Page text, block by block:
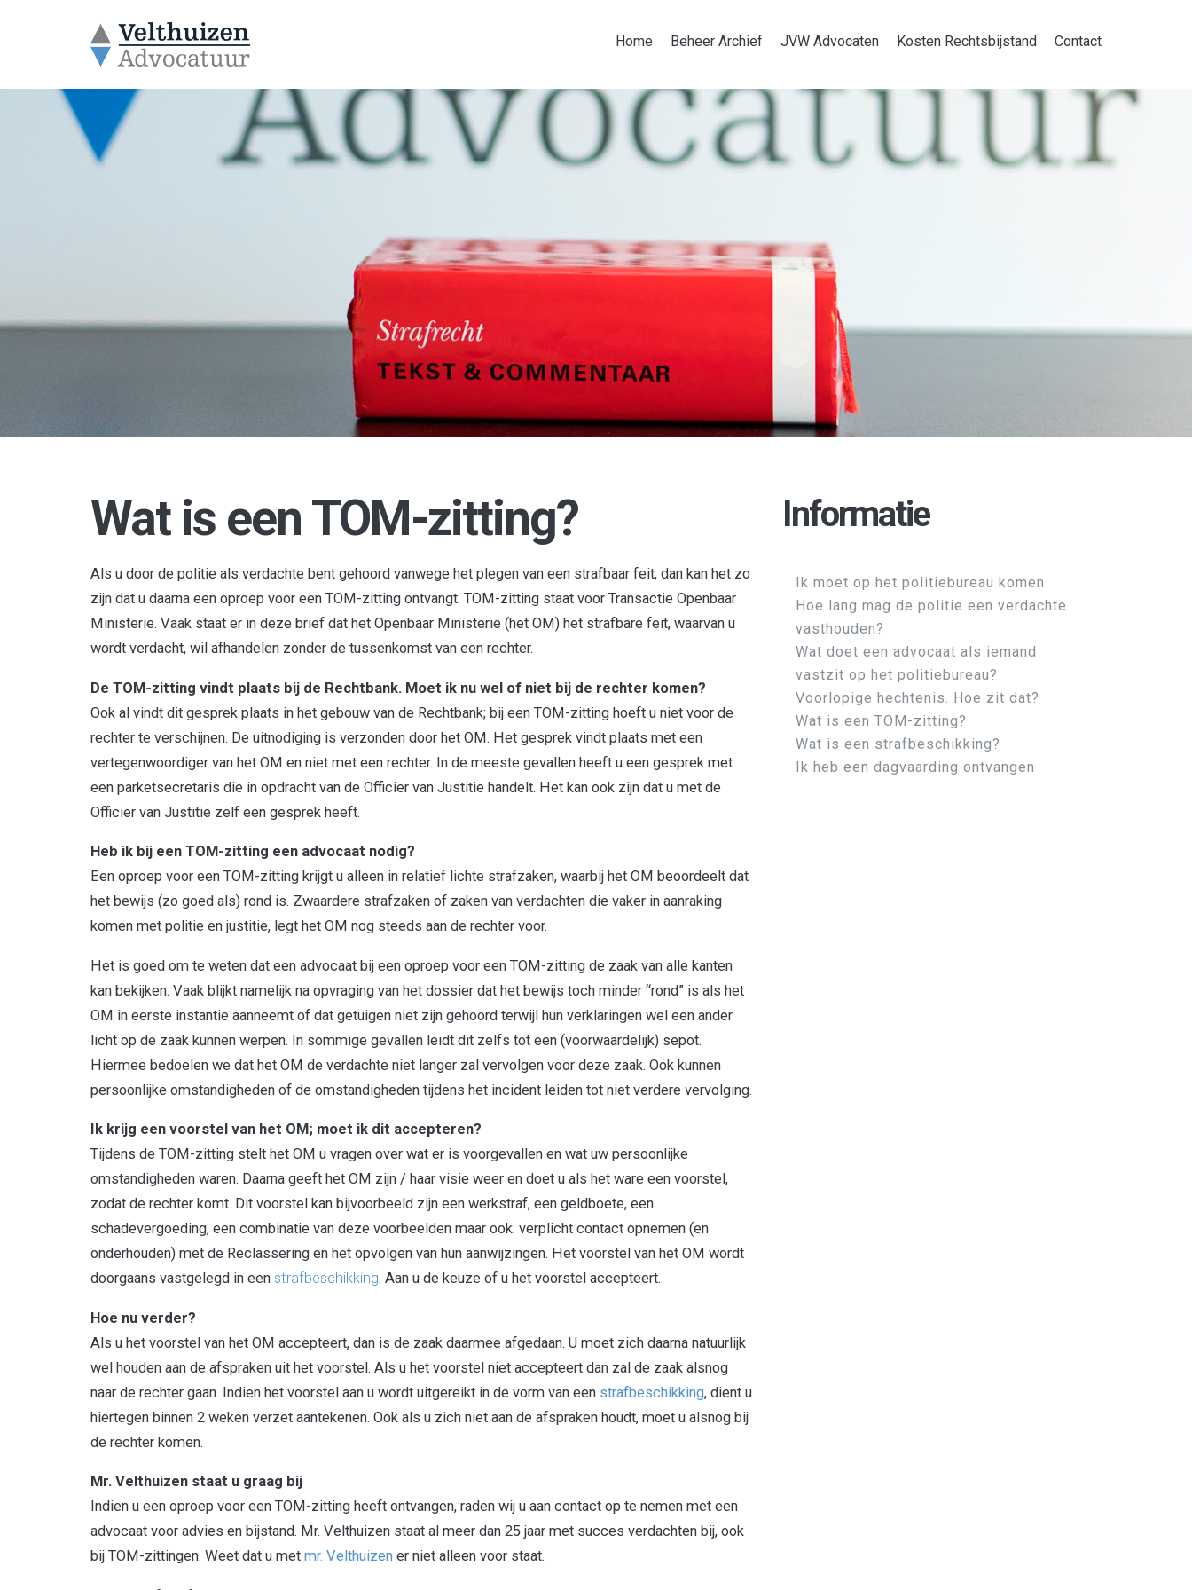
Home Beheer Archief JVW Advocaten Kosten Rechtsbijstand Contact
Wat is een TOM-zitting?
Als u door de politie als verdachte bent gehoord vanwege het plegen van een strafbaar feit, dan kan het zo
zijn dat u daarna een oproep voor een TOM-zitting ontvangt. TOM-zitting staat voor Transactie Openbaar
Ministerie. Vaak staat er in deze brief dat het Openbaar Ministerie (het OM) het strafbare feit, waarvan u
wordt verdacht, wil afhandelen zonder de tussenkomst van een rechter.
De TOM-zitting vindt plaats bij de Rechtbank. Moet ik nu wel of niet bij de rechter komen?
Ook al vindt dit gesprek plaats in het gebouw van de Rechtbank; bij een TOM-zitting hoeft u niet voor de
rechter te verschijnen. De uitnodiging is verzonden door het OM. Het gesprek vindt plaats met een
vertegenwoordiger van het OM en niet met een rechter. In de meeste gevallen heeft u een gesprek met
een parketsecretaris die in opdracht van de Officier van Justitie handelt. Het kan ook zijn dat u met de
Officier van Justitie zelf een gesprek heeft.
Heb ik bij een TOM-zitting een advocaat nodig?
Een oproep voor een TOM-zitting krijgt u alleen in relatief lichte strafzaken, waarbij het OM beoordeelt dat
het bewijs (zo goed als) rond is. Zwaardere strafzaken of zaken van verdachten die vaker in aanraking
komen met politie en justitie, legt het OM nog steeds aan de rechter voor.
Het is goed om te weten dat een advocaat bij een oproep voor een TOM-zitting de zaak van alle kanten
kan bekijken. Vaak blijkt namelijk na opvraging van het dossier dat het bewijs toch minder “rond” is als het
OM in eerste instantie aanneemt of dat getuigen niet zijn gehoord terwijl hun verklaringen wel een ander
licht op de zaak kunnen werpen. In sommige gevallen leidt dit zelfs tot een (voorwaardelijk) sepot.
Hiermee bedoelen we dat het OM de verdachte niet langer zal vervolgen voor deze zaak. Ook kunnen
persoonlijke omstandigheden of de omstandigheden tijdens het incident leiden tot niet verdere vervolging.
Ik krijg een voorstel van het OM; moet ik dit accepteren?
Tijdens de TOM-zitting stelt het OM u vragen over wat er is voorgevallen en wat uw persoonlijke
omstandigheden waren. Daarna geeft het OM zijn / haar visie weer en doet u als het ware een voorstel,
zodat de rechter komt. Dit voorstel kan bijvoorbeeld zijn een werkstraf, een geldboete, een
schadevergoeding, een combinatie van deze voorbeelden maar ook: verplicht contact opnemen (en
onderhouden) met de Reclassering en het opvolgen van hun aanwijzingen. Het voorstel van het OM wordt
doorgaans vastgelegd in een strafbeschikking. Aan u de keuze of u het voorstel accepteert.
Hoe nu verder?
Als u het voorstel van het OM accepteert, dan is de zaak daarmee afgedaan. U moet zich daarna natuurlijk
wel houden aan de afspraken uit het voorstel. Als u het voorstel niet accepteert dan zal de zaak alsnog
naar de rechter gaan. Indien het voorstel aan u wordt uitgereikt in de vorm van een strafbeschikking, dient u
hiertegen binnen 2 weken verzet aantekenen. Ook als u zich niet aan de afspraken houdt, moet u alsnog bij
de rechter komen.
Mr. Velthuizen staat u graag bij
Indien u een oproep voor een TOM-zitting heeft ontvangen, raden wij u aan contact op te nemen met een
advocaat voor advies en bijstand. Mr. Velthuizen staat al meer dan 25 jaar met succes verdachten bij, ook
bij TOM-zittingen. Weet dat u met mr. Velthuizen er niet alleen voor staat.
Informatie
Ik moet op het politiebureau komen
Hoe lang mag de politie een verdachte
vasthouden?
Wat doet een advocaat als iemand
vastzit op het politiebureau?
Voorlopige hechtenis. Hoe zit dat?
Wat is een TOM-zitting?
Wat is een strafbeschikking?
Ik heb een dagvaarding ontvangen